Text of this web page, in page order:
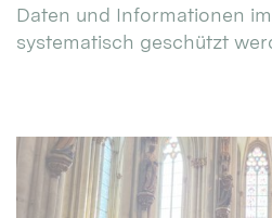
Daten und Informationen
systematisch geschützt